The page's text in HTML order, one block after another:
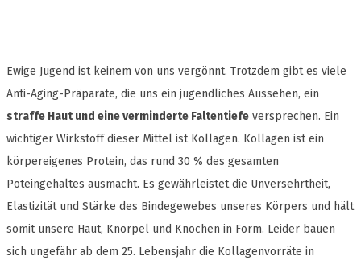
Ewige Jugend ist keinem von uns vergönnt. Trotzdem gibt es viele
Anti-Aging-Präparate, die uns ein jugendliches Aussehen, ein
straffe Haut und eine verminderte Faltentiefe versprechen. Ein
wichtiger Wirkstoff dieser Mittel ist Kollagen. Kollagen ist ein
körpereigenes Protein, das rund 30 % des gesamten
Poteingehaltes ausmacht. Es gewährleistet die Unversehrtheit,
Elastizität und Stärke des Bindegewebes unseres Körpers und hält
somit unsere Haut, Knorpel und Knochen in Form. Leider bauen
sich ungefähr ab dem 25. Lebensjahr die Kollagenvorräte in